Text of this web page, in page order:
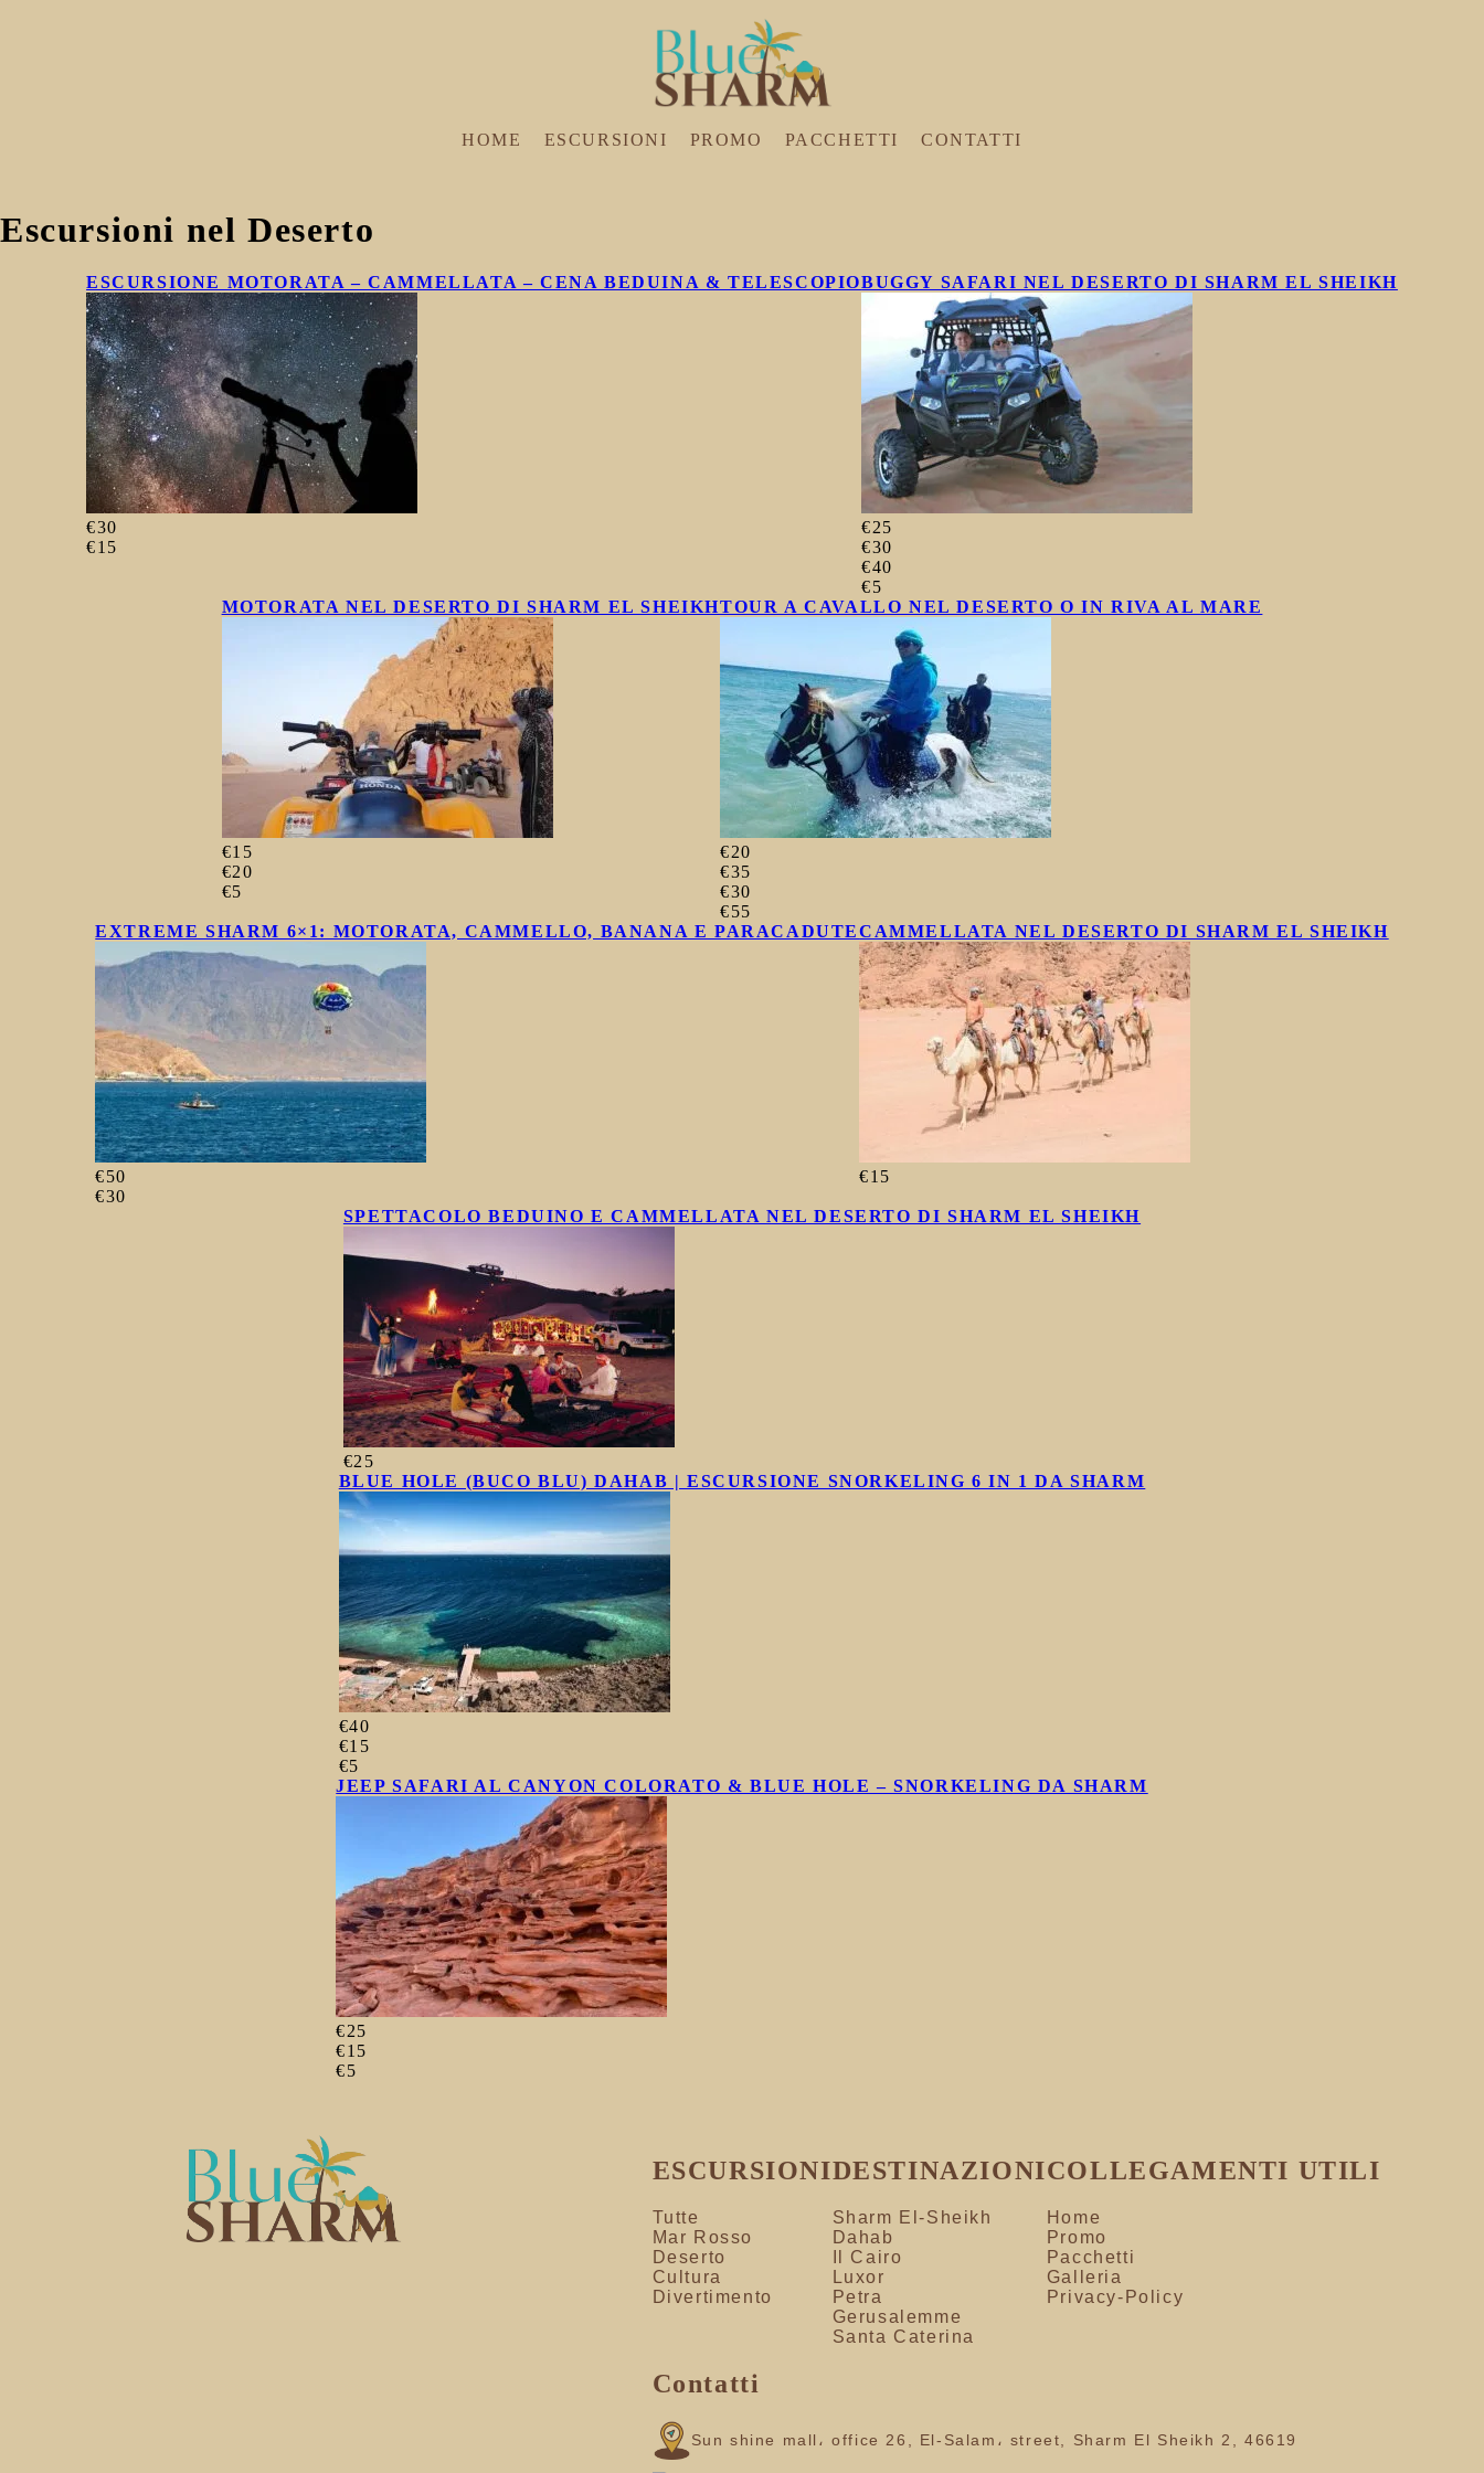
HOME ESCURSIONI PROMO PACCHETTI CONTATTI
Escursioni nel Deserto
ESCURSIONE MOTORATA – CAMMELLATA – CENA BEDUINA & TELESCOPIO
€30
€15
BUGGY SAFARI NEL DESERTO DI SHARM EL SHEIKH
€25
€30
€40
€5
MOTORATA NEL DESERTO DI SHARM EL SHEIKH
€15
€20
€5
TOUR A CAVALLO NEL DESERTO O IN RIVA AL MARE
€20
€35
€30
€55
EXTREME SHARM 6×1: MOTORATA, CAMMELLO, BANANA E PARACADUTE
€50
€30
CAMMELLATA NEL DESERTO DI SHARM EL SHEIKH
€15
SPETTACOLO BEDUINO E CAMMELLATA NEL DESERTO DI SHARM EL SHEIKH
€25
BLUE HOLE (BUCO BLU) DAHAB | ESCURSIONE SNORKELING 6 IN 1 DA SHARM
€40
€15
€5
JEEP SAFARI AL CANYON COLORATO & BLUE HOLE – SNORKELING DA SHARM
€25
€15
€5
ESCURSIONI
Tutte
Mar Rosso
Deserto
Cultura
Divertimento
DESTINAZIONI
Sharm El-Sheikh
Dahab
Il Cairo
Luxor
Petra
Gerusalemme
Santa Caterina
COLLEGAMENTI UTILI
Home
Promo
Pacchetti
Galleria
Privacy-Policy
Contatti
Sun shine mall، office 26, El-Salam، street, Sharm El Sheikh 2, 46619